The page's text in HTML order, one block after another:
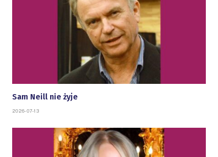
Sam Neill nie żyje
2026-07-13